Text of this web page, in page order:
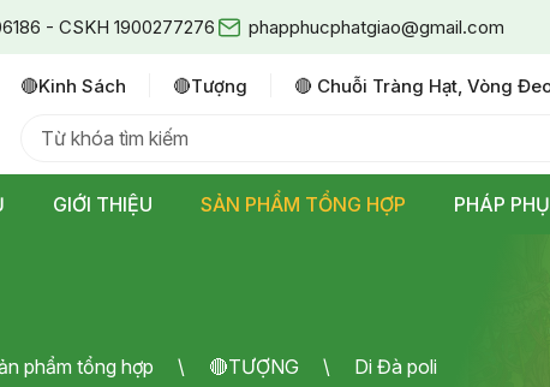
- CSKH 1900277276 phapphucphatgiao@gmail.com
🔴kinh Sách 🔴tượng 🔴 Chuỗi Tràng Hạt, Vòng
GIỚI THIỆU SẢN PHẨM TỔNG HỢP PHÁP
phẩm tổng hợp 🔴TƯỢNG Di Đà poli